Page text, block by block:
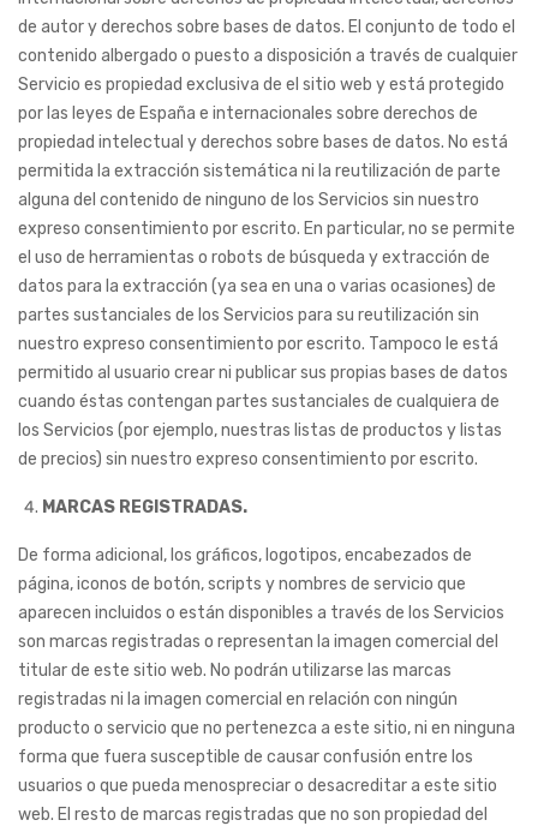
de autor y derechos sobre bases de datos. El conjunto de todo el
contenido albergado o puesto a disposición a través de cualquier
Servicio es propiedad exclusiva de el sitio web y está protegido
por las leyes de España e internacionales sobre derechos de
propiedad intelectual y derechos sobre bases de datos. No está
permitida la extracción sistemática ni la reutilización de parte
alguna del contenido de ninguno de los Servicios sin nuestro
expreso consentimiento por escrito. En particular, no se permite
el uso de herramientas o robots de búsqueda y extracción de
datos para la extracción (ya sea en una o varias ocasiones) de
partes sustanciales de los Servicios para su reutilización sin
nuestro expreso consentimiento por escrito. Tampoco le está
permitido al usuario crear ni publicar sus propias bases de datos
cuando éstas contengan partes sustanciales de cualquiera de
los Servicios (por ejemplo, nuestras listas de productos y listas
de precios) sin nuestro expreso consentimiento por escrito.
MARCAS REGISTRADAS.
De forma adicional, los gráficos, logotipos, encabezados de
página, iconos de botón, scripts y nombres de servicio que
aparecen incluidos o están disponibles a través de los Servicios
son marcas registradas o representan la imagen comercial del
titular de este sitio web. No podrán utilizarse las marcas
registradas ni la imagen comercial en relación con ningún
producto o servicio que no pertenezca a este sitio, ni en ninguna
forma que fuera susceptible de causar confusión entre los
usuarios o que pueda menospreciar o desacreditar a este sitio
web. El resto de marcas registradas que no son propiedad del